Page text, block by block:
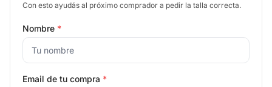
Con esto ayudás al próximo comprador a pedir la talla correcta.
Nombre *
Email de tu compra *